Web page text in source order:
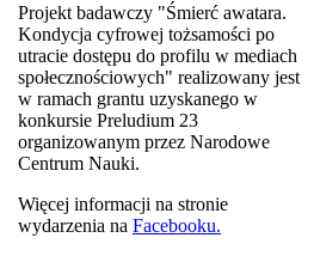
Projekt badawczy "Śmierć awatara.
Kondycja cyfrowej tożsamości po
utracie dostępu do profilu w mediach
społecznościowych" realizowany jest
w ramach grantu uzyskanego w
konkursie Preludium 23
organizowanym przez Narodowe
Centrum Nauki.
Więcej informacji na stronie
wydarzenia na Facebooku.